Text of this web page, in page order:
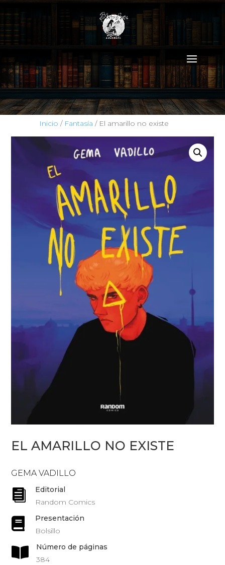
Inicio / Fantasía / El amarillo no existe
EL AMARILLO NO EXISTE
GEMA VADILLO

Editorial
Random Comics

Presentación
Bolsillo

Número de páginas
384